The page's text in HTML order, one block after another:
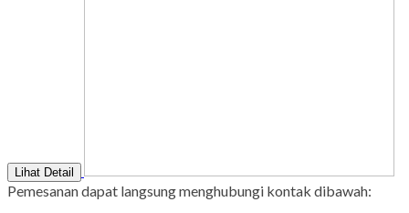
Lihat Detail
Pemesanan dapat langsung menghubungi kontak dibawah: